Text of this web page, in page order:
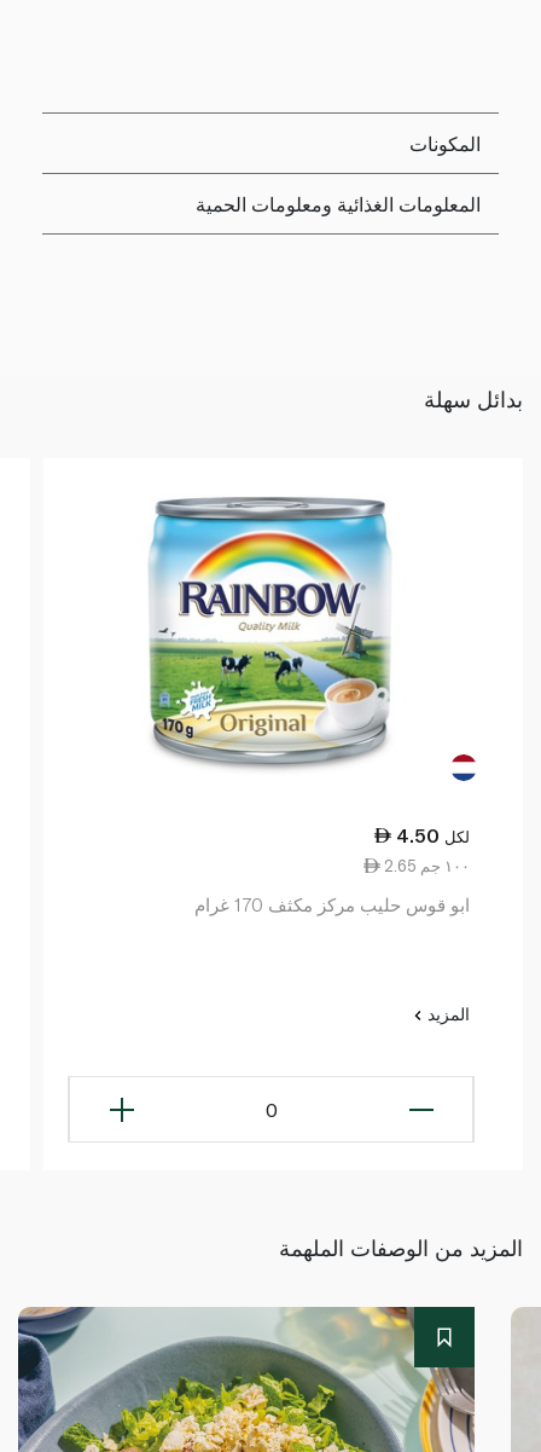
المكونات
المعلومات الغذائية ومعلومات الحمية
بدائل سهلة
4.50 لكل
2.65 ١٠٠ جم
ابو قوس حليب مركز مكثف 170 غرام
المزيد
0
المزيد من الوصفات الملهمة